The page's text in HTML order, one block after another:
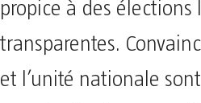
propice à des élections
transparentes.
et l’unité nationale